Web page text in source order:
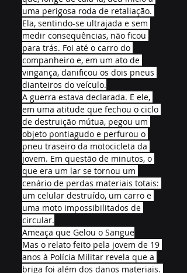
uma perigosa roda de retaliação.
Ela, sentindo-se ultrajada e sem
medir consequências, não ficou
para trás. Foi até o carro do
companheiro e, em um ato de
vingança, danificou os dois pneus
dianteiros do veículo.
A guerra estava declarada. E ele,
em uma atitude que fechou o ciclo
de destruição mútua, pegou um
objeto pontiagudo e perfurou o
pneu traseiro da motocicleta da
jovem. Em questão de minutos, o
que era um lar se tornou um
cenário de perdas materiais totais:
um celular destruído, um carro e
uma moto impossibilitados de
circular.
Ameaça que Gelou o Sangue
Mas o relato feito pela jovem de 19
anos à Polícia Militar revela que a
briga foi além dos danos materiais.